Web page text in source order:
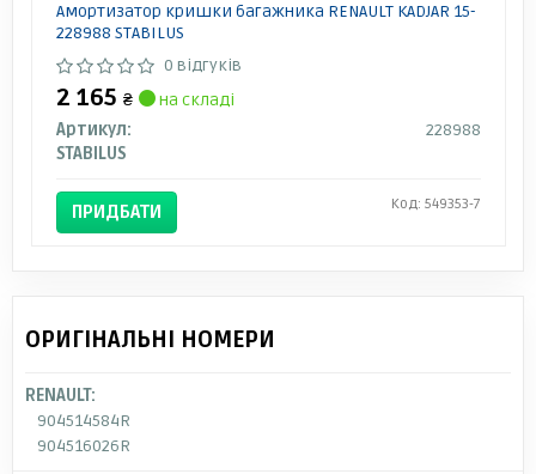
Амортизатор кришки багажника RENAULT KADJAR 15-
228988 STABILUS
0 відгуків
2 165 ₴
на складі
Артикул:
228988
STABILUS
ПРИДБАТИ Код: 549353-7
ОРИГІНАЛЬНІ НОМЕРИ
RENAULT:
904514584R
904516026R